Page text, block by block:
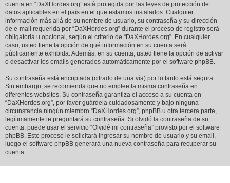
cuenta en “DaXHordes.org” está protegida por las leyes de protección de
datos aplicables en el país en el que estamos instalados. Cualquier
información más allá de su nombre de usuario, su contraseña y su dirección
de e-mail requerida por “DaXHordes.org” durante el proceso de registro será
obligatoria u opcional, según el criterio de “DaXHordes.org”. En cualquier
caso, usted tiene la opción de qué información en su cuenta será
públicamente exhibida. Además, en su cuenta, usted tiene la opción de activar
o desactivar los emails generados automáticamente por el software phpBB.
Su contraseña está encriptada (cifrado de una vía) por lo tanto está segura.
Sin embargo, se recomienda que no emplee la misma contraseña en
diferentes websites. Su contraseña garantiza el acceso a su cuenta en
“DaXHordes.org”, por favor guárdela cuidadosamente y bajo ninguna
circunstancia ningún miembro “DaXHordes.org”, phpBB u otra tercera parte,
legítimamente le preguntará su contraseña. Si olvidó la contraseña de su
cuenta, puede usar el servicio “Olvidé mi contraseña” provisto por el software
phpBB. Este proceso le solicitará ingresar su nombre de usuario y su email,
luego el software phpBB generará una nueva contraseña para recuperar su
cuenta.